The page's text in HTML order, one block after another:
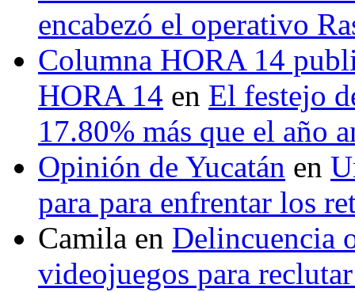
encabezó el operativo
Columna HORA 14
HORA 14 en El festejo
17.80% más que el año
Opinión de Yucatán en
para para enfrentar los
Camila en Delincuencia
videojuegos para